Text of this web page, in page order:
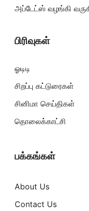
அப்டேட்ஸ் வழங்கி
பிரிவுகள்
ஓடிடி
சிறப்பு கட்டுரைகள்
சினிமா செய்திகள்
தொலைக்காட்சி
பக்கங்கள்
About Us
Contact Us